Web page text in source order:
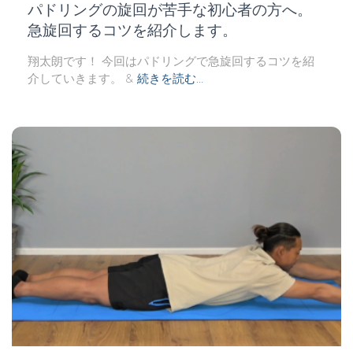
パドリングの旋回が苦手な初心者の方へ。
急旋回するコツを紹介します。
翔太朗です！ 今回はパドリングで急旋回するコツを紹
介していきます。 & 続きを読む…